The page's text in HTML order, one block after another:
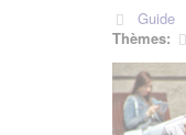
Guide
Thèmes: